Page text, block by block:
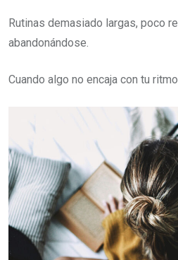
Rutinas demasiado largas, poco
abandonándose.
Cuando algo no encaja con tu